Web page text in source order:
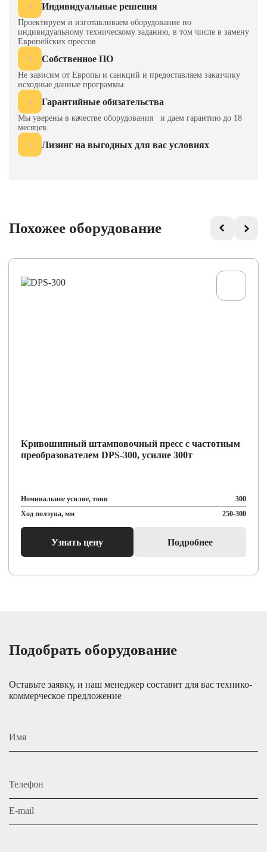
Индивидуальные решения
Проектируем и изготавливаем оборудование по
индивидуальному техническому заданию, в том числе в замену
Европейских прессов.
Собственное ПО
Не зависим от Европы и санкций и предоставляем заказчику
исходные данные программы.
Гарантийные обязательства
Мы уверены в качестве оборудования и даем гарантию до 18
месяцев.
Лизинг на выгодных для вас условиях
Похожее оборудование
Кривошипный штамповочный пресс с частотным
преобразователем DPS-300, усилие 300т
Номинальное усилие, тонн
300
Ход ползуна, мм
250-300
Узнать цену Подробнее
Подобрать оборудование
Оставьте заявку, и наш менеджер составит для вас технико-
коммерческое предложение
Имя
Телефон
E-mail